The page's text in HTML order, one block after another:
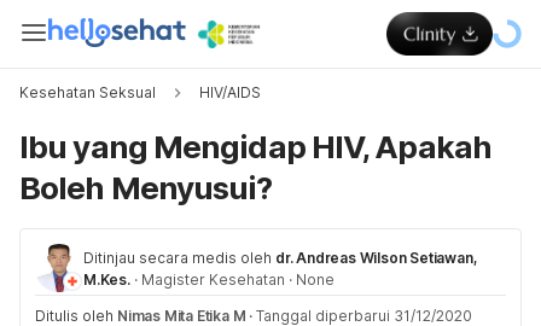
Kesehatan Seksual HIV/AIDS
Ibu yang Mengidap HIV, Apakah
Boleh Menyusui?
Ditinjau secara medis oleh dr. Andreas Wilson Setiawan,
M.Kes. · Magister Kesehatan · None
Ditulis oleh Nimas Mita Etika M · Tanggal diperbarui 31/12/2020